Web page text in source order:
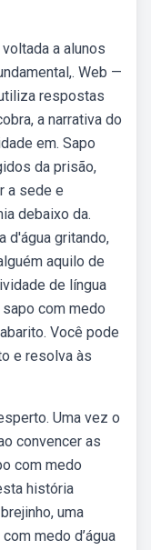
a alunos
Web —
respostas
a narrativa do
em. Sapo
da prisão,
a sede e
debaixo da.
d'água gritando,
aquilo de
de língua
com medo
Você pode
e resolva às
Uma vez o
convencer as
com medo
história
uma
medo d’água